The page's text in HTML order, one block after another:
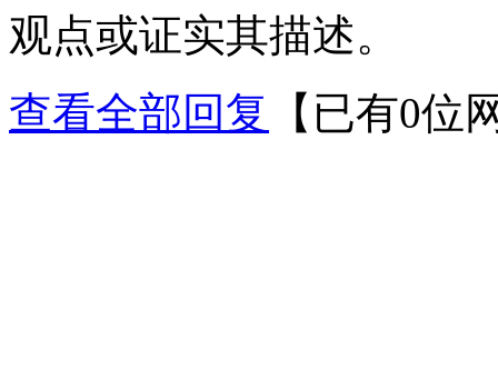
观点或证实其描述。
查看全部回复
【已有0位